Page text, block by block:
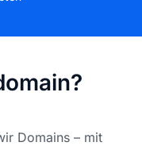
Domains – mit